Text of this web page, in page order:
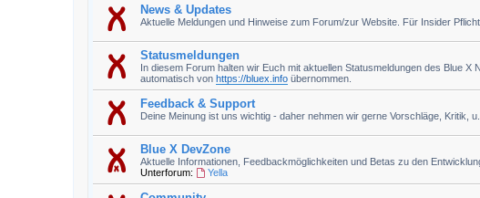
News & Updates
Aktuelle Meldungen und Hinweise zum Forum/zur Website. Für Insider Pflicht.
Statusmeldungen
In diesem Forum halten wir Euch mit aktuellen Statusmeldungen des Blue
automatisch von https://bluex.info übernommen.
Feedback & Support
Deine Meinung ist uns wichtig - daher nehmen wir gerne Vorschläge, Kritik,
Blue X DevZone
Aktuelle Informationen, Feedbackmöglichkeiten und Betas zu den
Unterforum:
Yella